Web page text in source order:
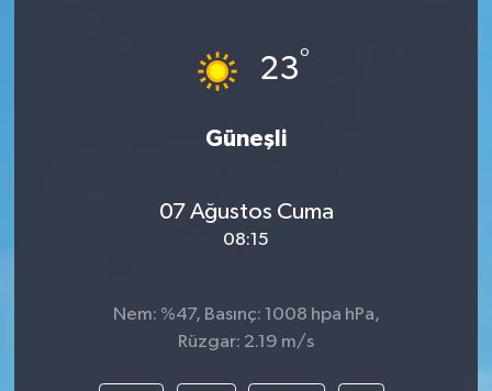
23°
Güneşli
07 Ağustos Cuma
08:15
Nem: %47, Basınç: 1008 hpa hPa,
Rüzgar: 2.19 m/s
Yüksek İstişare Kurulu